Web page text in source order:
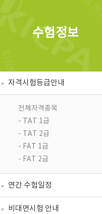
수험정보
자격시험등급안내
전체자격종목
- TAT 1급
- TAT 2급
- FAT 1급
- FAT 2급
연간 수험일정
비대면시험 안내